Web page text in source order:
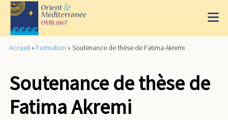
Accueil » Formation » Soutenance de thèse de Fatima Akremi
Soutenance de thèse de
Fatima Akremi